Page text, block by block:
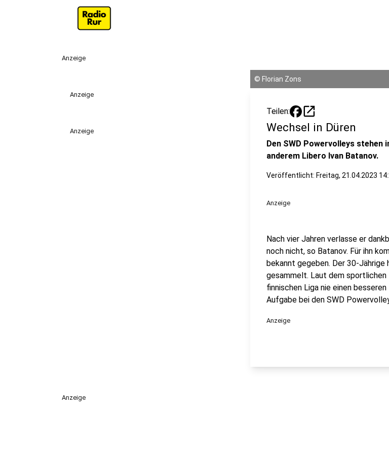
Anzeige
Anzeige
Anzeige
© Florian Zons
Teilen: open_in_new
Wechsel in Düren
Den SWD Powervolleys stehen
anderem Libero Ivan Batanov.
Veröffentlicht: Freitag, 21.04.2023
Anzeige
Nach vier Jahren verlasse er
noch nicht, so Batanov. Für ihn
bekannt gegeben. Der 30-Jährige
gesammelt. Laut dem
finnischen Liga nie einen
Aufgabe bei den SWD
Anzeige
Anzeige